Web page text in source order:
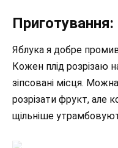
Приготування:
Яблука я добре
Кожен плід розрізаю
зіпсовані місця.
розрізати фрукт, але
щільніше